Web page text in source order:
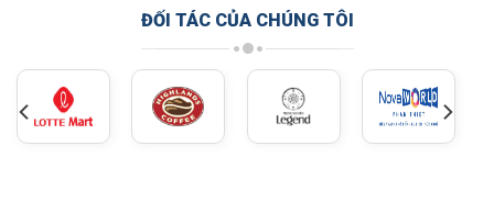
ĐỐI TÁC CỦA CHÚNG TÔI